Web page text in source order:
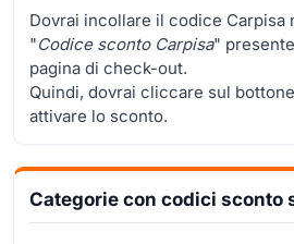
Dovrai incollare il codice Carpisa
"Codice sconto Carpisa"
pagina di check-out.
Quindi, dovrai cliccare sul
attivare lo sconto.
Categorie con codici sconto